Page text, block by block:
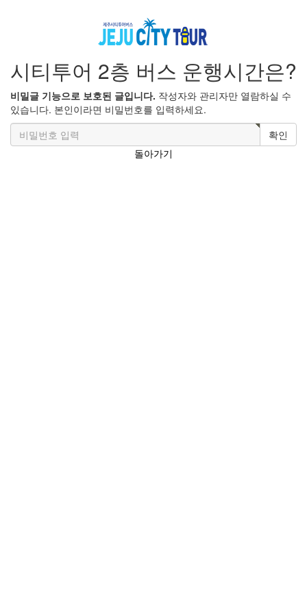
시티투어 2층 버스 운행시간은?
비밀글 기능으로 보호된 글입니다. 작성자와 관리자만 열람하실 수
있습니다. 본인이라면 비밀번호를 입력하세요.
확인
돌아가기